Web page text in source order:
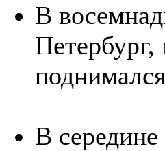
В
Петербург,
В